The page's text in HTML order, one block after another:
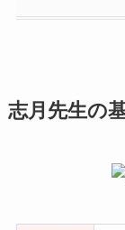
志月先生の